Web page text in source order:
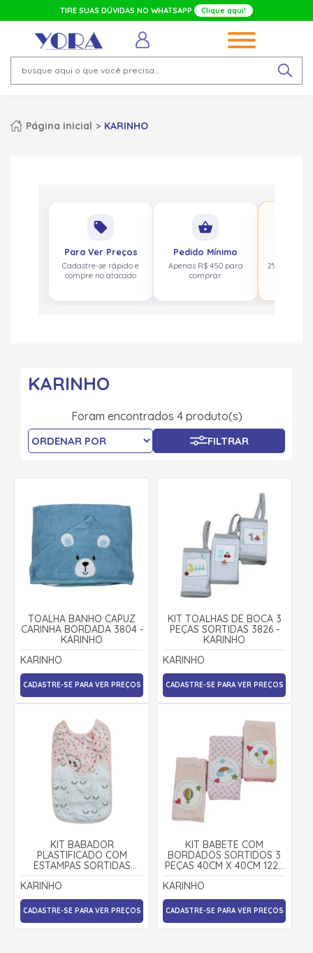
TIRE SUAS DÚVIDAS NO WHATSAPP Clique aqui!
Página inicial KARINHO
local_offer
Para Ver Preços
Cadastre-se rápido e
compre no atacado
shopping_basket
Pedido Mínimo
Apenas R$ 450 para
comprar
2% de volta
KARINHO
Foram encontrados 4 produto(s)
FILTRAR
TOALHA BANHO CAPUZ
CARINHA BORDADA 3804 -
KARINHO
KARINHO
CADASTRE-SE PARA VER PREÇOS
KIT TOALHAS DE BOCA 3
PEÇAS SORTIDAS 3826 -
KARINHO
KARINHO
CADASTRE-SE PARA VER PREÇOS
KIT BABADOR
PLASTIFICADO COM
ESTAMPAS SORTIDAS
3PEÇAS 1950 - KARINHO
KARINHO
CADASTRE-SE PARA VER PREÇOS
KIT BABETE COM
BORDADOS SORTIDOS 3
PEÇAS 40CM X 40CM 1223
- KARINHO
KARINHO
CADASTRE-SE PARA VER PREÇOS